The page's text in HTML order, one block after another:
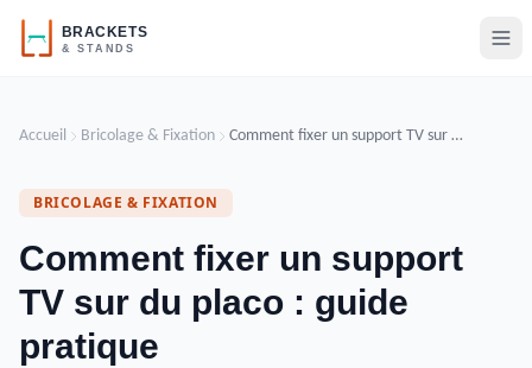
Accueil Bricolage & Fixation Comment fixer un support TV sur du placo : guide pratique
BRICOLAGE & FIXATION
Comment fixer un support
TV sur du placo : guide
pratique